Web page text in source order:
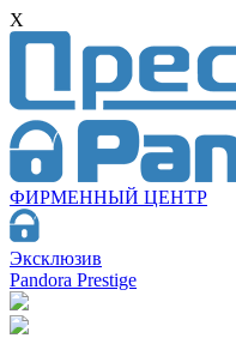
X
ФИРМЕННЫЙ ЦЕНТР
Эксклюзив
Pandora Prestige